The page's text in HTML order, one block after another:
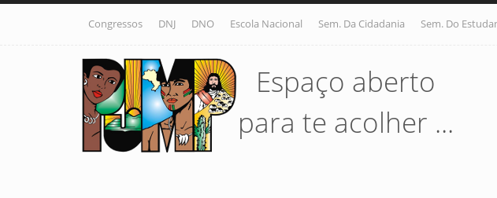
Pular para o conteúdo principal
Congressos DNJ DNO Escola Nacional Sem. Da Cidadania Sem. Do
Espaço aberto
para te acolher ...